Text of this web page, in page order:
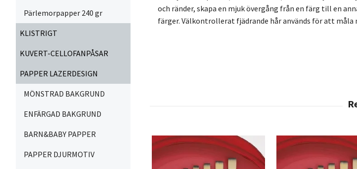
Pärlemorpapper 240 gr
KLISTRIGT
KUVERT-CELLOFANPÅSAR
PAPPER LAZERDESIGN
MÖNSTRAD BAKGRUND
ENFÄRGAD BAKGRUND
BARN&BABY PAPPER
PAPPER DJURMOTIV
och ränder, skapa en mjuk övergång från en färg till en
färger. Välkontrollerat fjädrande hår används för att måla